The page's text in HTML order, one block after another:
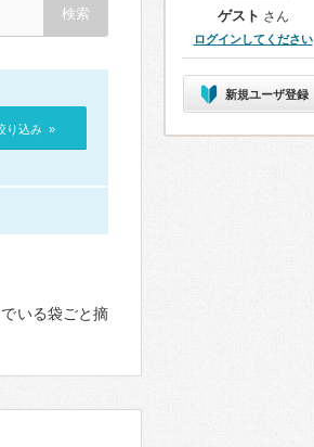
り込み »
いる袋ごと摘
ゲスト さん
ログインしてください
新規ユーザ登録